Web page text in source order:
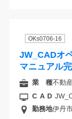
OKs0706-16
JW_CADオ
マニュアル
業 種不動
CAD
勤務地伊丹